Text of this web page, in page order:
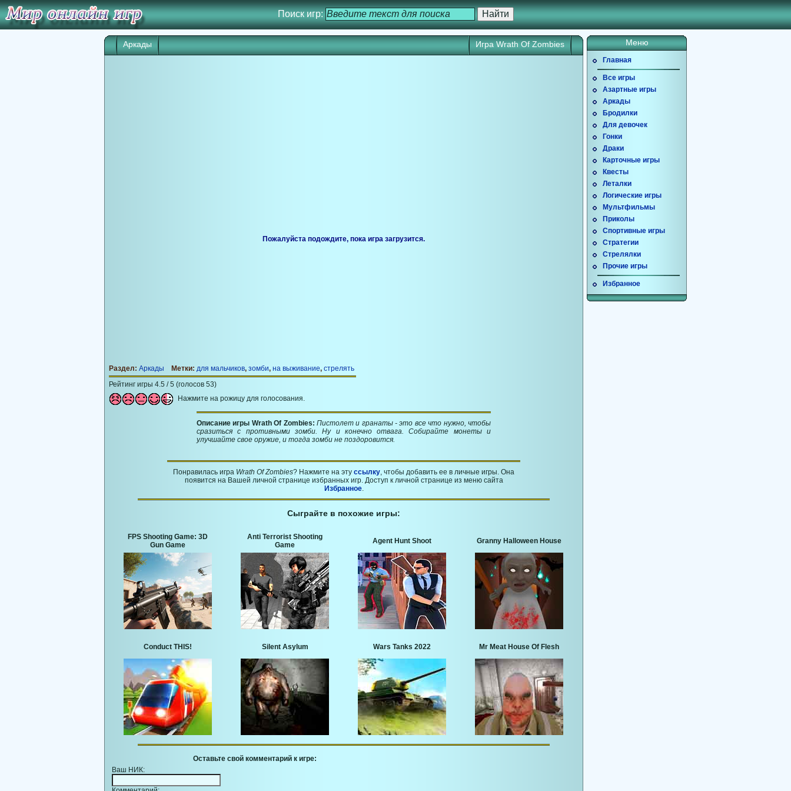
Поиск игр:
Игра Wrath Of Zombies
Аркады
Игра начнется через 25 сек. Кликните для запуска игры прямо сейчас.
Раздел: Аркады Метки: для мальчиков, зомби, на выживание, стрелять
Рейтинг игры 4.5 / 5 (голосов 53)
Нажмите на рожицу для голосования.
Описание игры Wrath Of Zombies: Пистолет и гранаты - это все что нужно, чтобы
сразиться с противными зомби. Ну и конечно отвага. Собирайте монеты и
улучшайте свое оружие, и тогда зомби не поздоровится.
Понравилась игра Wrath Of Zombies? Нажмите на эту ссылку, чтобы добавить ее в личные игры. Она
появится на Вашей личной странице избранных игр. Доступ к личной странице из меню сайта
Избранное.
Сыграйте в похожие игры:
FPS Shooting Game: 3D
Gun Game
Anti Terrorist Shooting
Game
Agent Hunt Shoot Granny Halloween House
Conduct THIS! Silent Asylum Wars Tanks 2022 Mr Meat House Of Flesh
Оставьте свой комментарий к игре:
Ваш НИК:
Меню
Главная
Все игры
Азартные игры
Аркады
Бродилки
Для девочек
Гонки
Драки
Карточные игры
Квесты
Леталки
Логические игры
Мультфильмы
Приколы
Спортивные игры
Стратегии
Стрелялки
Прочие игры
Избранное